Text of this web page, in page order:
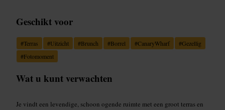
Geschikt voor
#Terras #Uitzicht #Brunch #Borrel #CanaryWharf #Gezellig
#Fotomoment
Wat u kunt verwachten
Je vindt een levendige, schoon ogende ruimte met een groot terras en